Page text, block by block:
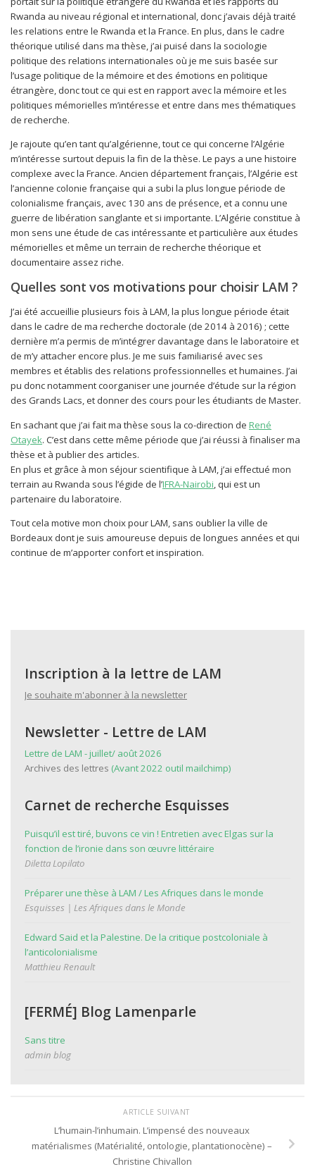
Rwanda au niveau régional et international, donc j’avais déjà traité
les relations entre le Rwanda et la France. En plus, dans le cadre
théorique utilisé dans ma thèse, j’ai puisé dans la sociologie
politique des relations internationales où je me suis basée sur
l’usage politique de la mémoire et des émotions en politique
étrangère, donc tout ce qui est en rapport avec la mémoire et les
politiques mémorielles m’intéresse et entre dans mes thématiques
de recherche.
Je rajoute qu’en tant qu’algérienne, tout ce qui concerne l’Algérie
m’intéresse surtout depuis la fin de la thèse. Le pays a une histoire
complexe avec la France. Ancien département français, l’Algérie est
l’ancienne colonie française qui a subi la plus longue période de
colonialisme français, avec 130 ans de présence, et a connu une
guerre de libération sanglante et si importante. L’Algérie constitue à
mon sens une étude de cas intéressante et particulière aux études
mémorielles et même un terrain de recherche théorique et
documentaire assez riche.
Quelles sont vos motivations pour choisir LAM ?
J’ai été accueillie plusieurs fois à LAM, la plus longue période était
dans le cadre de ma recherche doctorale (de 2014 à 2016) ; cette
dernière m’a permis de m’intégrer davantage dans le laboratoire et
de m’y attacher encore plus. Je me suis familiarisé avec ses
membres et établis des relations professionnelles et humaines. J’ai
pu donc notamment coorganiser une journée d’étude sur la région
des Grands Lacs, et donner des cours pour les étudiants de Master.
En sachant que j’ai fait ma thèse sous la co-direction de René
Otayek. C’est dans cette même période que j’ai réussi à finaliser ma
thèse et à publier des articles.
En plus et grâce à mon séjour scientifique à LAM, j’ai effectué mon
terrain au Rwanda sous l’égide de l’IFRA-Nairobi, qui est un
partenaire du laboratoire.
Tout cela motive mon choix pour LAM, sans oublier la ville de
Bordeaux dont je suis amoureuse depuis de longues années et qui
continue de m’apporter confort et inspiration.
Inscription à la lettre de LAM
Je souhaite m'abonner à la newsletter
Newsletter - Lettre de LAM
Lettre de LAM - juillet/ août 2026
Archives des lettres (Avant 2022 outil mailchimp)
Carnet de recherche Esquisses
Puisqu’il est tiré, buvons ce vin ! Entretien avec Elgas sur la
fonction de l’ironie dans son œuvre littéraire
Diletta Lopilato
Préparer une thèse à LAM / Les Afriques dans le monde
Esquisses | Les Afriques dans le Monde
Edward Said et la Palestine. De la critique postcoloniale à
l’anticolonialisme
Matthieu Renault
[FERMÉ] Blog Lamenparle
Sans titre
admin blog
ARTICLE SUIVANT
L’humain-l’inhumain. L’impensé des nouveaux
matérialismes (Matérialité, ontologie, plantationocène) –
Christine Chivallon